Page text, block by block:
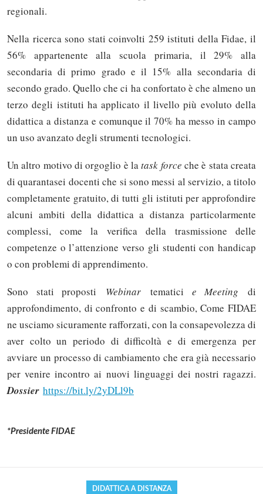
regionali.
Nella ricerca sono stati coinvolti 259 istituti della Fidae, il
56% appartenente alla scuola primaria, il 29% alla
secondaria di primo grado e il 15% alla secondaria di
secondo grado. Quello che ci ha confortato è che almeno un
terzo degli istituti ha applicato il livello più evoluto della
didattica a distanza e comunque il 70% ha messo in campo
un uso avanzato degli strumenti tecnologici.
Un altro motivo di orgoglio è latask force che è stata creata
di quarantasei docenti che si sono messi al servizio, a titolo
completamente gratuito, di tutti gli istituti per approfondire
alcuni ambiti della didattica a distanza particolarmente
complessi, come la verifica della trasmissione delle
competenze o l’attenzione verso gli studenti con handicap
o con problemi di apprendimento.
Sono stati proposti Webinar tematici e Meetingdi
approfondimento, di confronto e di scambio, Come FIDAE
ne usciamo sicuramente rafforzati, con la consapevolezza di
aver colto un periodo di difficoltà e di emergenza per
avviare un processo di cambiamento che era già necessario
per venire incontro ai nuovi linguaggi dei nostri ragazzi.
Dossier https://bit.ly/2yDLl9b
*Presidente FIDAE
DIDATTICA A DISTANZA
Solo gli utenti registrati possono